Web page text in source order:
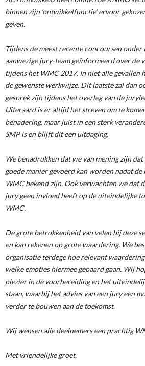
binnen zijn ‘ontwikkelfunctie’ ervoor
geven.
Tijdens de meest recente concoursen
aanwezige jury-team geïnformeerd over de
tijdens het WMC 2017. In niet alle gevallen
de gewenste werkwijze. Dit laatste zal dan
gesprek zijn tijdens het overleg van de
Uiteraard is er altijd het streven om te
benadering, maar juist in een sterk
SMP is en blijft dit een uitdaging.
We benadrukken dat we van mening zijn dat
goede manier gevoerd kan worden nadat
WMC bekend zijn. Ook verwachten we dat
jury geen invloed heeft op de uiteindelijke
WMC.
De grote betrokkenheid van velen bij deze
en kan rekenen op grote waardering. We
organisatie terdege hoe relevant
welke emoties hiermee gepaard gaan. Wij
plezier in de voorbereiding en het
staan, waarbij het advies van een jury een
verder te bouwen aan de toekomst.
Wij wensen alle deelnemers een prachtig
Met vriendelijke groet,